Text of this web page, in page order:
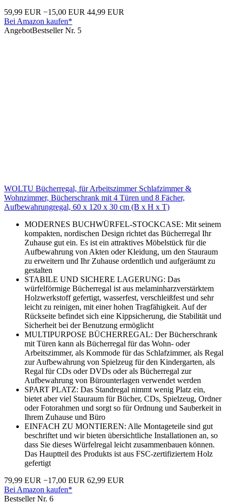
59,99 EUR −15,00 EUR 44,99 EUR
Bei Amazon kaufen*
AngebotBestseller Nr. 5
WOLTU Bücherregal, für Arbeitszimmer Schlafzimmer &
Wohnzimmer, Bücherschrank mit 4 Türen und 8 Fächer,
Aufbewahrungregal, 60 x 120 x 30 cm (B x H x T)
MODERNES BUCHWÜRFEL-STOCKCASE: Mit seinem
kompakten, nordischen Design richtet das Bücherregal Ihr
Zuhause gut ein. Es ist ein attraktives Möbelstück für die
Aufbewahrung von Akten oder Kleidung, um den Stauraum
zu erweitern und Ihr Zuhause ordentlich und aufgeräumt zu
gestalten
STABILE UND SICHERE LAGERUNG: Das
würfelförmige Bücherregal ist aus melaminharzverstärktem
Holzwerkstoff gefertigt, wasserfest, verschleißfest und sehr
leicht zu reinigen, mit einer hohen Tragfähigkeit. Auf der
Rückseite befindet sich eine Kippsicherung, die Stabilität und
Sicherheit bei der Benutzung ermöglicht
MULTIPURPOSE BÜCHERREGAL: Der Bücherschrank
mit Türen kann als Bücherregal für das Wohn- oder
Arbeitszimmer, als Kommode für das Schlafzimmer, als Regal
zur Aufbewahrung von Spielzeug für den Kindergarten, als
Regal für CDs oder DVDs oder als Bücherregal zur
Aufbewahrung von Bürounterlagen verwendet werden
SPART PLATZ: Das Standregal nimmt wenig Platz ein,
bietet aber viel Stauraum für Bücher, CDs, Spielzeug, Ordner
oder Fotorahmen und sorgt so für Ordnung und Sauberkeit in
Ihrem Zuhause und Büro
EINFACH ZU MONTIEREN: Alle Montageteile sind gut
beschriftet und wir bieten übersichtliche Installationen an, so
dass Sie dieses Würfelregal leicht zusammenbauen können.
Das Hauptteil des Produkts ist aus FSC-zertifiziertem Holz
gefertigt
79,99 EUR −17,00 EUR 62,99 EUR
Bei Amazon kaufen*
Bestseller Nr. 6